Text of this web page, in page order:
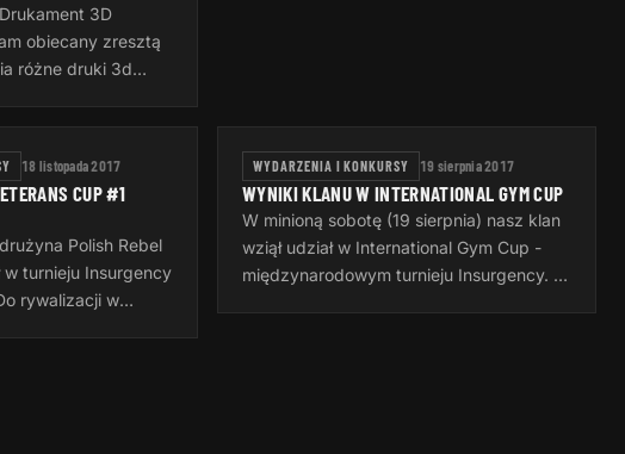
3D
obiecany zresztą
różne druki 3d
stronę na FB…
18 listopada 2017
CUP #1
Polish Rebel
w turnieju Insurgency
rywalizacji w
WYDARZENIA I KONKURSY 19 sierpnia 2017
WYNIKI KLANU W INTERNATIONAL GYM CUP
W minioną sobotę (19 sierpnia) nasz klan
wziął udział w International Gym Cup -
międzynarodowym turnieju Insurgency. W